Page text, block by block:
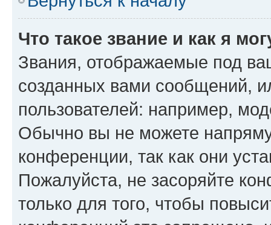
Что такое звание и как я
Звания, отображаемые под
созданных вами сообщений,
пользователей: например,
Обычно вы не можете
конференции, так как они
Пожалуйста, не засоряйте
только для того, чтобы